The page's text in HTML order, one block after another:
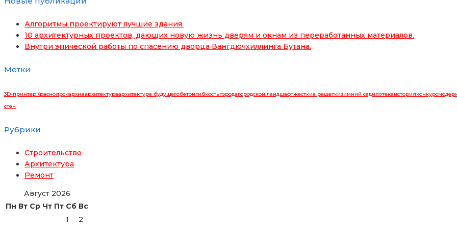
Алгоритмы проектируют лучшие здания.
10 архитектурных проектов, дающих новую жизнь дверям и окнам из переработанных материалов.
Внутри эпической работы по спасению дворца Вангдючхиллинга Бутана.
Метки
3D-принтерКрасноярскархивархитектураархитектура будущегобетонгибкостьгородагородской ландшафтжесткие решеткизимний садипотекаисторияконкурс
стен
Рубрики
Строительство
Архитектура
Ремонт
Август 2026
Пн Вт Ср Чт Пт Сб Вс
1
2